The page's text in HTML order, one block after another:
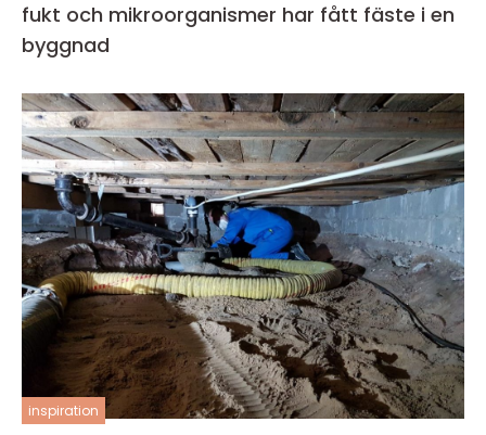
fukt och mikroorganismer har fått fäste i en
byggnad
inspiration